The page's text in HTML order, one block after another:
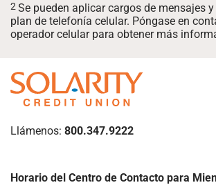
2Se pueden aplicar cargos de mensajes
plan de telefonía celular. Póngase en
operador celular para obtener más
Llámenos: 800.347.9222
Horario del Centro de Contacto para